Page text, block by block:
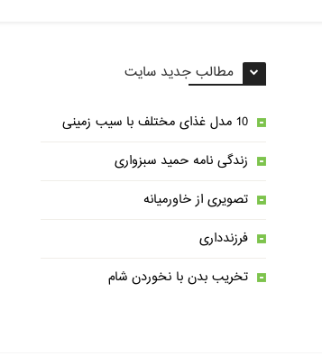
مطالب جدید سایت
10 مدل غذای مختلف با سیب زمینی
زندگی نامه حمید سبزواری
تصویری از خاورمیانه
فرزندداری
تخریب بدن با نخوردن شام